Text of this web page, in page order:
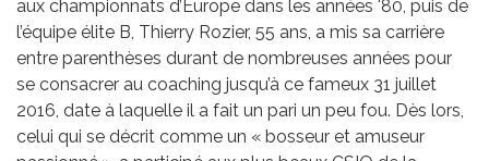
aux championnats d’Europe dans les années '80, puis de
l’équipe élite B, Thierry Rozier, 55 ans, a mis sa carrière
entre parenthèses durant de nombreuses années pour
se consacrer au coaching jusqu’à ce fameux 31 juillet
2016, date à laquelle il a fait un pari un peu fou. Dès lors,
celui qui se décrit comme un « bosseur et amuseur